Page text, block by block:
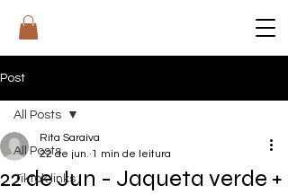
RIT
Post
All Posts
Tiktok links
All Posts
22 de Jun - Jaqueta verde +
Rita Saraiva
22 de jun. 1 min de leitura